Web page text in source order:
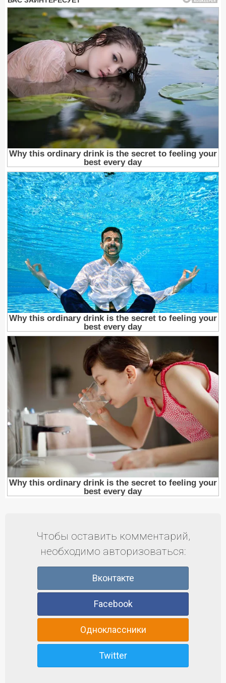
Чтобы оставить комментарий,
необходимо авторизоваться:
Вконтакте
Facebook
Одноклассники
Twitter